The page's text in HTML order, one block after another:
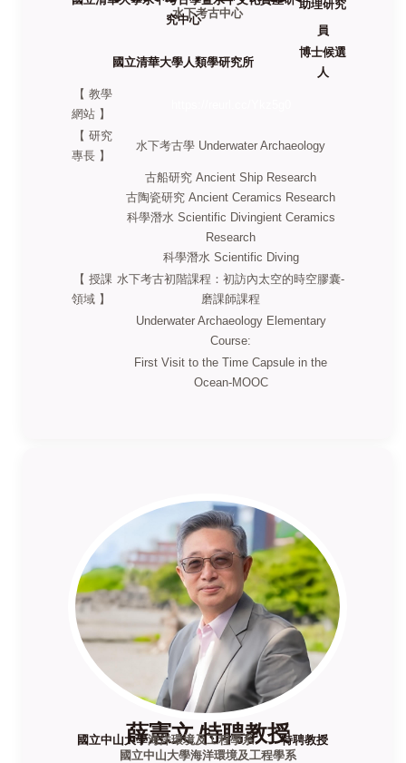
水下考古中心
究中心
助理研究
員
國立清華大學人類學研究所
博士候選
人
【 教學
網站 】
【 研究
專長 】
水下考古學 Underwater Archaeology
古船研究 Ancient Ship Research
古陶瓷研究 Ancient Ceramics Research
科學潛水 Scientific Divingient Ceramics
Research
科學潛水 Scientific Diving
【 授課
領域 】
水下考古初階課程：初訪內太空的時空膠囊-
磨課師課程
Underwater Archaeology Elementary
Course:
First Visit to the Time Capsule in the
Ocean-MOOC
薛憲文 特聘教授
國立中山大學海洋環境及工程學系
國立中山大學海洋環境及工程學系 特聘教授